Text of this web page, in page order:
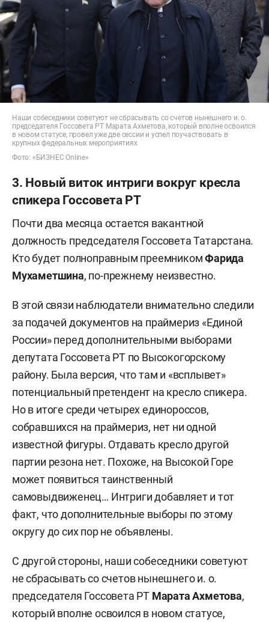
Наши собеседники советуют не сбрасывать со счетов нынешнего и. о.
председателя Госсовета РТ Марата Ахметова, который вполне освоился
в новом статусе, провел уже две сессии и успел поучаствовать в
крупных федеральных мероприятиях
Фото: «БИЗНЕС Online»
3. Новый виток интриги вокруг кресла
спикера Госсовета РТ
Почти два месяца остается вакантной
должность председателя Госсовета Татарстана.
Кто будет полноправным преемникомФарида
Мухаметшина, по-прежнему неизвестно.
В этой связи наблюдатели внимательно следили
за подачей документов на праймериз «Единой
России» перед дополнительными выборами
депутата Госсовета РТ по Высокогорскому
району. Была версия, что там и «всплывет»
потенциальный претендент на кресло спикера.
Но в итоге среди четырех единороссов,
собравшихся на праймериз, нет ни одной
известной фигуры. Отдавать кресло другой
партии резона нет. Похоже, на Высокой Горе
может появиться таинственный
самовыдвиженец… Интриги добавляет и тот
факт, что дополнительные выборы по этому
округу до сих пор не объявлены.
С другой стороны, наши собеседники советуют
не сбрасывать со счетов нынешнего и. о.
председателя Госсовета РТ Марата Ахметова,
который вполне освоился в новом статусе,